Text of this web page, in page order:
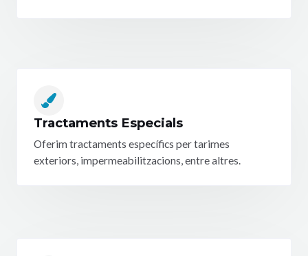
Tractaments Especials
Oferim tractaments específics per tarimes
exteriors, impermeabilitzacions, entre altres.